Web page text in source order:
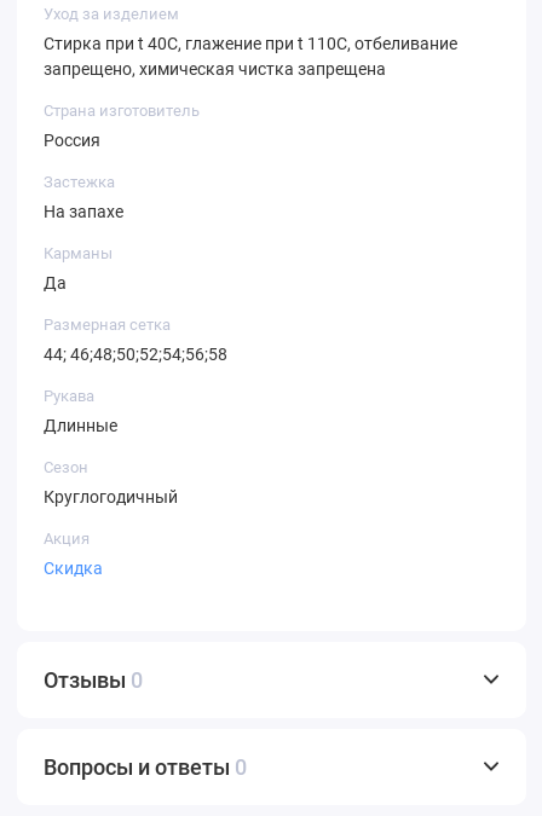
Уход за изделием
Стирка при t 40С, глажение при t 110С, отбеливание
запрещено, химическая чистка запрещена
Страна изготовитель
Россия
Застежка
На запахе
Карманы
Да
Размерная сетка
44; 46;48;50;52;54;56;58
Рукава
Длинные
Сезон
Круглогодичный
Акция
Скидка
Отзывы 0
Вопросы и ответы 0